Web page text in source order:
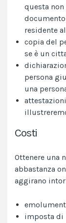
questa
residente
copia del
se è un
persona
una
Costi
Ottenere una
abbastanza
aggirano
imposta di